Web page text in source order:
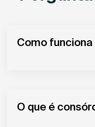
Como
O que é